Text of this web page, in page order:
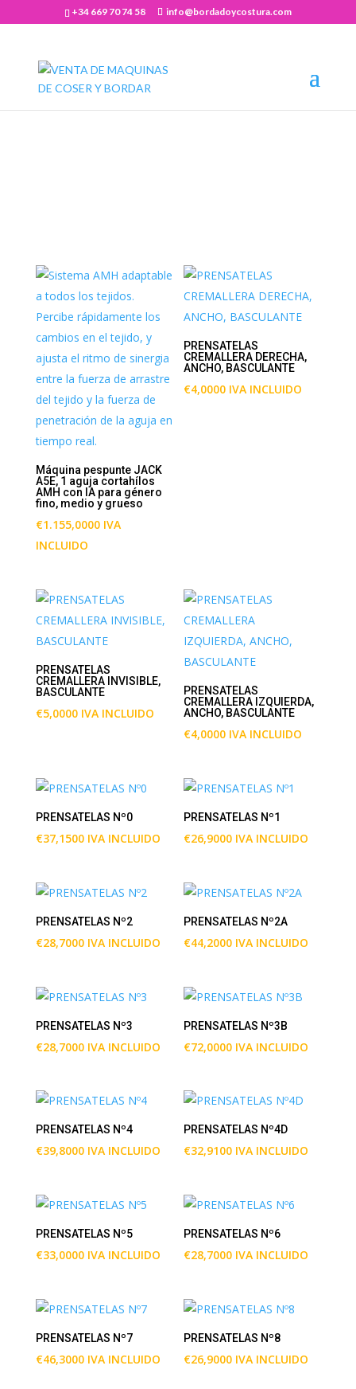
+34 669 70 74 58 info@bordadoycostura.com
Máquina pespunte JACK
A5E, 1 aguja cortahílos
AMH con IA para género
fino, medio y grueso
€1.155,0000IVA
INCLUIDO
PRENSATELAS
CREMALLERA DERECHA,
ANCHO, BASCULANTE
€4,0000 IVA INCLUIDO
PRENSATELAS
CREMALLERA INVISIBLE,
BASCULANTE
€5,0000IVA INCLUIDO
PRENSATELAS
CREMALLERA IZQUIERDA,
ANCHO, BASCULANTE
€4,0000 IVA INCLUIDO
PRENSATELAS Nº0
€37,1500IVA INCLUIDO
PRENSATELAS Nº1
€26,9000 IVA INCLUIDO
PRENSATELAS Nº2
€28,7000IVA INCLUIDO
PRENSATELAS Nº2A
€44,2000 IVA INCLUIDO
PRENSATELAS Nº3
€28,7000IVA INCLUIDO
PRENSATELAS Nº3B
€72,0000 IVA INCLUIDO
PRENSATELAS Nº4
€39,8000IVA INCLUIDO
PRENSATELAS Nº4D
€32,9100 IVA INCLUIDO
PRENSATELAS Nº5
€33,0000IVA INCLUIDO
PRENSATELAS Nº6
€28,7000 IVA INCLUIDO
PRENSATELAS Nº7
€46,3000IVA INCLUIDO
PRENSATELAS Nº8
€26,9000 IVA INCLUIDO
Abrir barra de herramientas